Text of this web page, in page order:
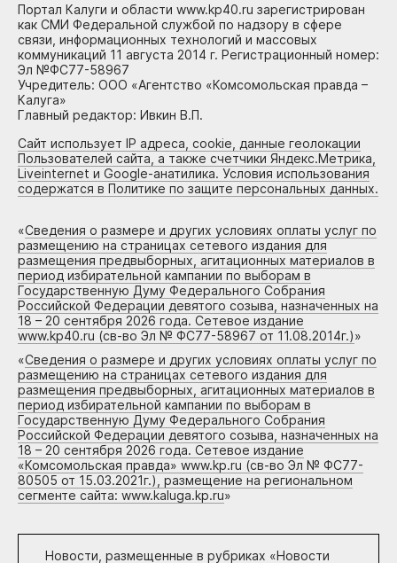
Портал Калуги и области www.kp40.ru зарегистрирован
как СМИ Федеральной службой по надзору в сфере
связи, информационных технологий и массовых
коммуникаций 11 августа 2014 г. Регистрационный номер:
Эл №ФС77-58967
Учредитель: ООО «Агентство «Комсомольская правда –
Калуга»
Главный редактор: Ивкин В.П.
Сайт использует IP адреса, cookie, данные геолокации
Пользователей сайта, а также счетчики Яндекс.Метрика,
Liveinternet и Google-анатилика. Условия использования
содержатся в Политике по защите персональных данных.
«Сведения о размере и других условиях оплаты услуг по
размещению на страницах сетевого издания для
размещения предвыборных, агитационных материалов в
период избирательной кампании по выборам в
Государственную Думу Федерального Собрания
Российской Федерации девятого созыва, назначенных на
18 – 20 сентября 2026 года. Сетевое издание
www.kp40.ru (св-во Эл № ФС77-58967 от 11.08.2014г.)»
«Сведения о размере и других условиях оплаты услуг по
размещению на страницах сетевого издания для
размещения предвыборных, агитационных материалов в
период избирательной кампании по выборам в
Государственную Думу Федерального Собрания
Российской Федерации девятого созыва, назначенных на
18 – 20 сентября 2026 года. Сетевое издание
«Комсомольская правда» www.kp.ru (св-во Эл № ФС77-
80505 от 15.03.2021г.), размещение на региональном
сегменте сайта: www.kaluga.kp.ru»
Новости, размещенные в рубриках «Новости